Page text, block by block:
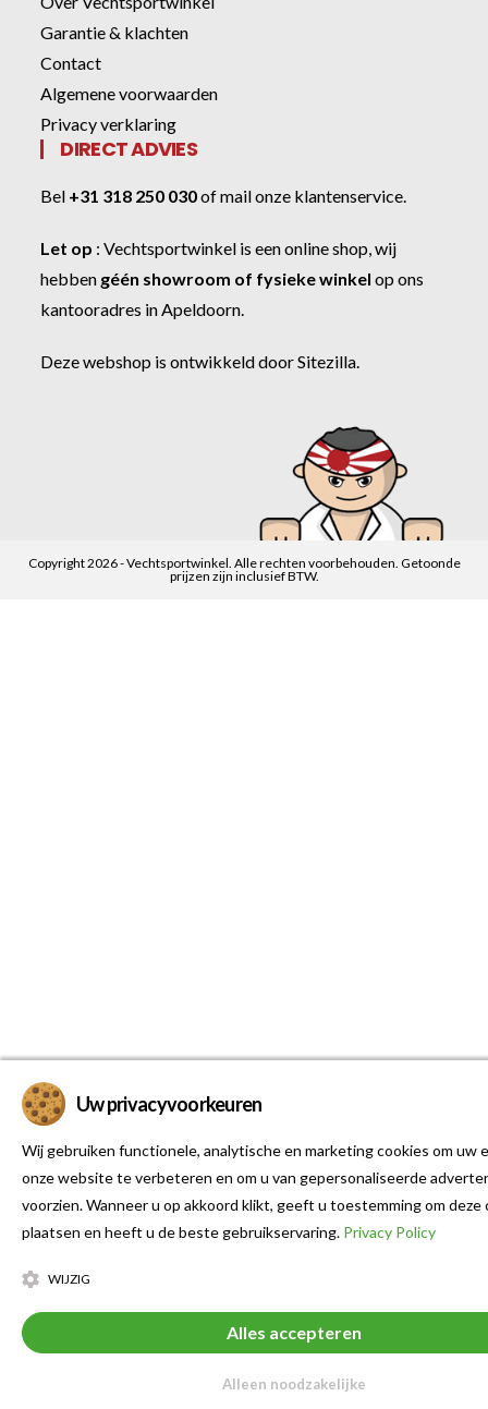
Garantie & klachten
Contact
Algemene voorwaarden
Privacy verklaring
DIRECT ADVIES
Bel +31 318 250 030ofmail onze klantenservice.
Let op :Vechtsportwinkel is een online shop, wij
hebben géén showroom of fysieke winkel op ons
kantooradres in Apeldoorn.
Deze webshop is ontwikkeld doorSitezilla.
Copyright 2026 - Vechtsportwinkel. Alle rechten voorbehouden. Getoonde
prijzen zijn inclusief BTW.
Uw privacyvoorkeuren
Wij gebruiken functionele, analytische en marketing cookies om uw
onze website te verbeteren en om u van gepersonaliseerde
voorzien. Wanneer u op akkoord klikt, geeft u toestemming om deze
plaatsen en heeft u de beste gebruikservaring. Privacy Policy
WIJZIG
Alles accepteren
Alleen noodzakelijke